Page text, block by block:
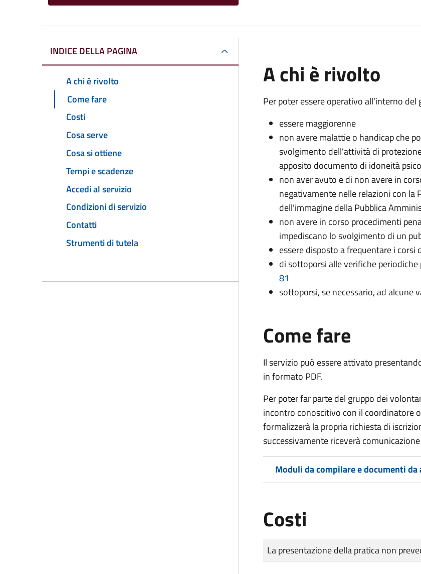
INDICE DELLA PAGINA
A chi è rivolto
Come fare
Costi
Cosa serve
Cosa si ottiene
Tempi e scadenze
Accedi al servizio
Condizioni di servizio
Contatti
Strumenti di tutela
A chi è rivolto
Per poter essere operativo all’interno
essere maggiorenne
non avere malattie o handicap che
svolgimento dell'attività di
apposito documento di idoneità
non aver avuto e di non avere in
negativamente nelle relazioni con la
dell'immagine della Pubblica
non avere in corso procedimenti
impediscano lo svolgimento di un
essere disposto a frequentare i
di sottoporsi alle verifiche periodiche
81
sottoporsi, se necessario, ad alcune
Come fare
Il servizio può essere attivato
in formato PDF.
Per poter far parte del gruppo dei
incontro conoscitivo con il coordinatore
formalizzerà la propria richiesta di
successivamente riceverà
Moduli da compilare e documenti da
Costi
Tipo di pagamento
Importo
La presentazione della pratica non